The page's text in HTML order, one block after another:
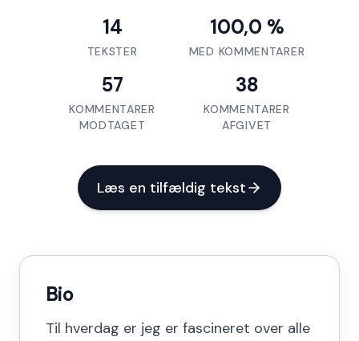
14
TEKSTER
100,0 %
MED KOMMENTARER
57
KOMMENTARER
MODTAGET
38
KOMMENTARER
AFGIVET
Læs en tilfældig tekst
Bio
Til hverdag er jeg er fascineret over alle